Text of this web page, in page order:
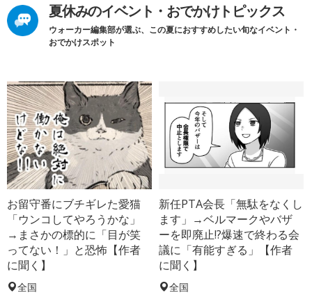
夏休みのイベント・おでかけトピックス
ウォーカー編集部が選ぶ、この夏におすすめしたい旬なイベント・
おでかけスポット
お留守番にブチギレた愛猫
「ウンコしてやろうかな」
→まさかの標的に「目が笑
ってない！」と恐怖【作者
に聞く】
全国
新任PTA会長「無駄をなくし
ます」→ベルマークやバザ
ーを即廃止!?爆速で終わる会
議に「有能すぎる」【作者
に聞く】
全国